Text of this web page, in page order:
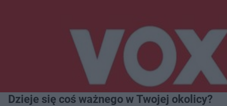
Dzieje się coś ważnego w Twojej okolicy?